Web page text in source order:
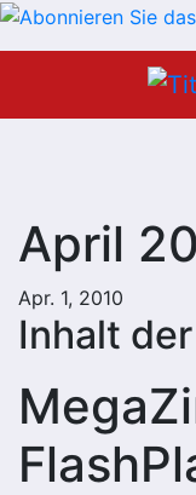
April
Apr. 1, 2010
Inhalt